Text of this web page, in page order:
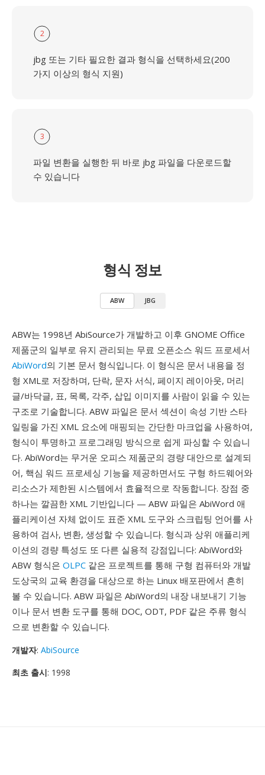
2
jbg 또는 기타 필요한 결과 형식을 선택하세요(200
가지 이상의 형식 지원)
3
파일 변환을 실행한 뒤 바로 jbg 파일을 다운로드할
수 있습니다
형식 정보
ABW JBG
ABW는 1998년 AbiSource가 개발하고 이후 GNOME Office
제품군의 일부로 유지 관리되는 무료 오픈소스 워드 프로세서
AbiWord의 기본 문서 형식입니다. 이 형식은 문서 내용을 정
형 XML로 저장하며, 단락, 문자 서식, 페이지 레이아웃, 머리
글/바닥글, 표, 목록, 각주, 삽입 이미지를 사람이 읽을 수 있는
구조로 기술합니다. ABW 파일은 문서 섹션이 속성 기반 스타
일링을 가진 XML 요소에 매핑되는 간단한 마크업을 사용하여,
형식이 투명하고 프로그래밍 방식으로 쉽게 파싱할 수 있습니
다. AbiWord는 무거운 오피스 제품군의 경량 대안으로 설계되
어, 핵심 워드 프로세싱 기능을 제공하면서도 구형 하드웨어와
리소스가 제한된 시스템에서 효율적으로 작동합니다. 장점 중
하나는 깔끔한 XML 기반입니다 — ABW 파일은 AbiWord 애
플리케이션 자체 없이도 표준 XML 도구와 스크립팅 언어를 사
용하여 검사, 변환, 생성할 수 있습니다. 형식과 상위 애플리케
이션의 경량 특성도 또 다른 실용적 강점입니다: AbiWord와
ABW 형식은 OLPC 같은 프로젝트를 통해 구형 컴퓨터와 개발
도상국의 교육 환경을 대상으로 하는 Linux 배포판에서 흔히
볼 수 있습니다. ABW 파일은 AbiWord의 내장 내보내기 기능
이나 문서 변환 도구를 통해 DOC, ODT, PDF 같은 주류 형식
으로 변환할 수 있습니다.
개발자: AbiSource
최초 출시: 1998